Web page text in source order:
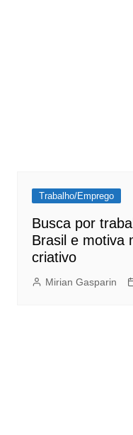
Trabalho/Emprego
Busca por
Brasil e motiva
criativo
Mirian Gasparin